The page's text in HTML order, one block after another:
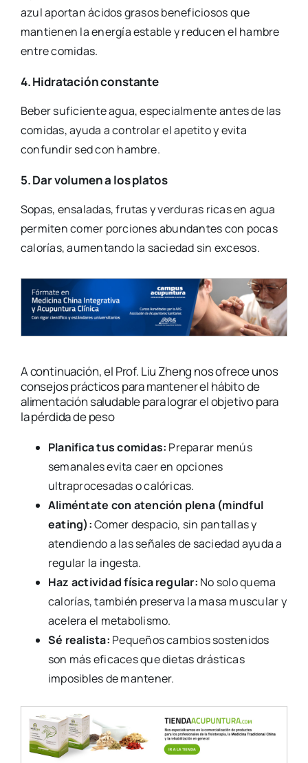
azul aportan ácidos grasos beneficiosos que
mantienen la energía estable y reducen el hambre
entre comidas.
4. Hidratación constante
Beber suficiente agua, especialmente antes de las
comidas, ayuda a controlar el apetito y evita
confundir sed con hambre.
5. Dar volumen a los platos
Sopas, ensaladas, frutas y verduras ricas en agua
permiten comer porciones abundantes con pocas
calorías, aumentando la saciedad sin excesos.
A continuación, el Prof. Liu Zheng nos ofrece unos
consejos prácticos para mantener el hábito de
alimentación saludable para lograr el objetivo para
la pérdida de peso
Planifica tus comidas: Preparar menús
semanales evita caer en opciones
ultraprocesadas o calóricas.
Aliméntate con atención plena (mindful
eating):Comer despacio, sin pantallas y
atendiendo a las señales de saciedad ayuda a
regular la ingesta.
Haz actividad física regular: No solo quema
calorías, también preserva la masa muscular y
acelera el metabolismo.
Sé realista: Pequeños cambios sostenidos
son más eficaces que dietas drásticas
imposibles de mantener.